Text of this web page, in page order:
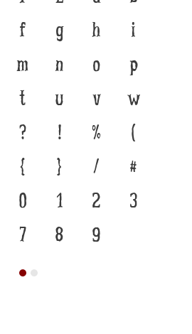
f g h
i
m n o
p
t u v
w
? ! %
(
{ } /
#
0 1 2
3
7 8 9